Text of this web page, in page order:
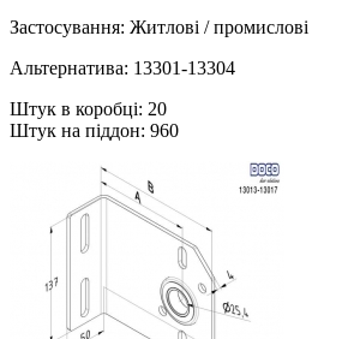
Застосування: Житлові / промислові
Альтернатива: 13301-13304
Штук в коробці: 20
Штук на піддон: 960